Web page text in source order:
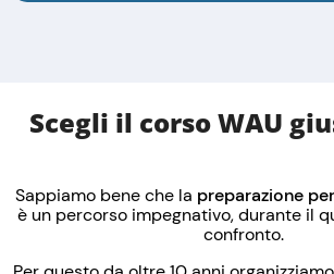
Scegli il corso WAU
Sappiamo bene che la preparazione
è un percorso impegnativo, durante il
confronto.